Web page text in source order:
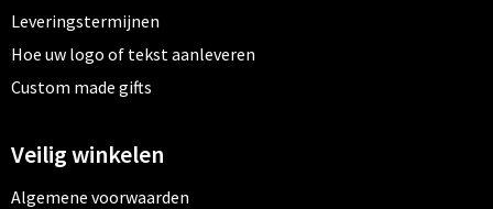
Leveringstermijnen
Hoe uw logo of tekst aanleveren
Custom made gifts
Veilig winkelen
Algemene voorwaarden